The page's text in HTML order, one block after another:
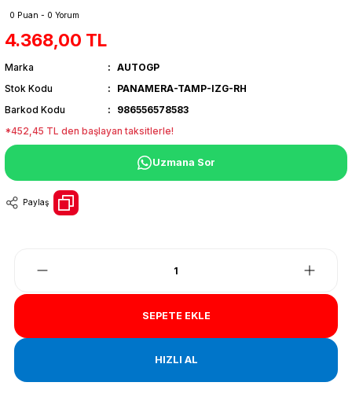
0 Puan - 0 Yorum
4.368,00 TL
Marka
AUTOGP
Stok Kodu
PANAMERA-TAMP-IZG-RH
Barkod Kodu
986556578583
*452,45 TL den başlayan taksitlerle!
Uzmana Sor
Paylaş
SEPETE EKLE
HIZLI AL